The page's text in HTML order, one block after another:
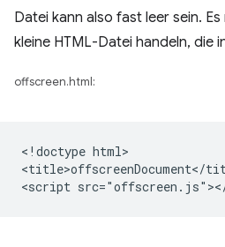
Datei kann also fast leer sein.
kleine HTML-Datei handeln, die
offscreen.html:
<!doctype html>
<title>offscreenDocument</